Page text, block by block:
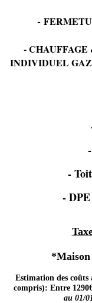
-
-
INDIVIDUEL
-
-
Estimation des coûts
compris): Entre
au 01/